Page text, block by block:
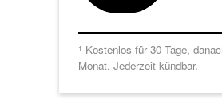
1 Kostenlos für 30 Tage,
Monat. Jederzeit kündbar.